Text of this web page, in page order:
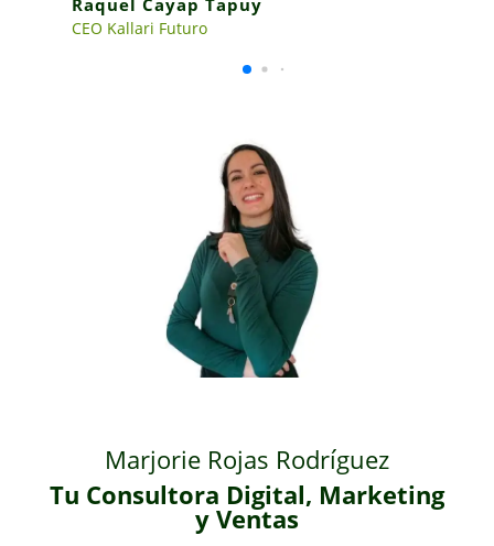
Raquel Cayap Tapuy
CEO Kallari Futuro
Marjorie Rojas Rodríguez
Tu Consultora Digital, Marketing
y Ventas